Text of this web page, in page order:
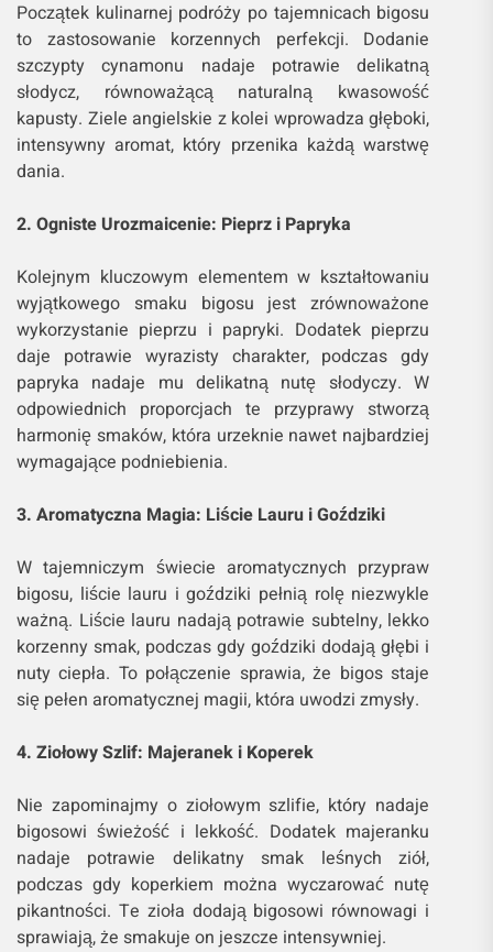
Początek kulinarnej podróży po tajemnicach bigosu
to zastosowanie korzennych perfekcji. Dodanie
szczypty cynamonu nadaje potrawie delikatną
słodycz, równoważącą naturalną kwasowość
kapusty. Ziele angielskie z kolei wprowadza głęboki,
intensywny aromat, który przenika każdą warstwę
dania.
2. Ogniste Urozmaicenie: Pieprz i Papryka
Kolejnym kluczowym elementem w kształtowaniu
wyjątkowego smaku bigosu jest zrównoważone
wykorzystanie pieprzu i papryki. Dodatek pieprzu
daje potrawie wyrazisty charakter, podczas gdy
papryka nadaje mu delikatną nutę słodyczy. W
odpowiednich proporcjach te przyprawy stworzą
harmonię smaków, która urzeknie nawet najbardziej
wymagające podniebienia.
3. Aromatyczna Magia: Liście Lauru i Goździki
W tajemniczym świecie aromatycznych przypraw
bigosu, liście lauru i goździki pełnią rolę niezwykle
ważną. Liście lauru nadają potrawie subtelny, lekko
korzenny smak, podczas gdy goździki dodają głębi i
nuty ciepła. To połączenie sprawia, że bigos staje
się pełen aromatycznej magii, która uwodzi zmysły.
4. Ziołowy Szlif: Majeranek i Koperek
Nie zapominajmy o ziołowym szlifie, który nadaje
bigosowi świeżość i lekkość. Dodatek majeranku
nadaje potrawie delikatny smak leśnych ziół,
podczas gdy koperkiem można wyczarować nutę
pikantności. Te zioła dodają bigosowi równowagi i
sprawiają, że smakuje on jeszcze intensywniej.